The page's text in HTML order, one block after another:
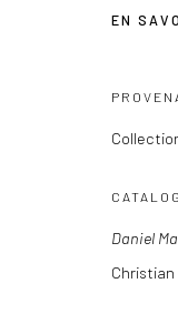
EN
Daniel
Christian